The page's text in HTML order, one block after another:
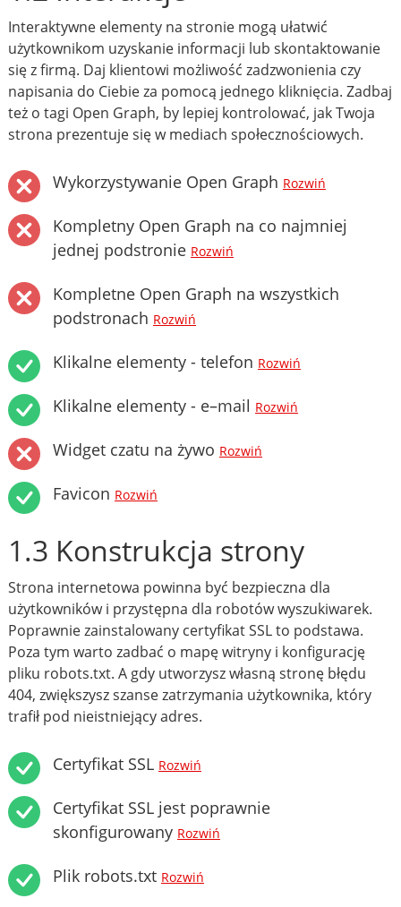
Interaktywne elementy na stronie mogą ułatwić
użytkownikom uzyskanie informacji lub skontaktowanie
się z firmą. Daj klientowi możliwość zadzwonienia czy
napisania do Ciebie za pomocą jednego kliknięcia. Zadbaj
też o tagi Open Graph, by lepiej kontrolować, jak Twoja
strona prezentuje się w mediach społecznościowych.
Wykorzystywanie Open Graph Rozwiń
Kompletny Open Graph na co najmniej
jednej podstronie Rozwiń
Kompletne Open Graph na wszystkich
podstronach Rozwiń
Klikalne elementy - telefon Rozwiń
Klikalne elementy - e–mail Rozwiń
Widget czatu na żywo Rozwiń
Favicon Rozwiń
1.3 Konstrukcja strony
Strona internetowa powinna być bezpieczna dla
użytkowników i przystępna dla robotów wyszukiwarek.
Poprawnie zainstalowany certyfikat SSL to podstawa.
Poza tym warto zadbać o mapę witryny i konfigurację
pliku robots.txt. A gdy utworzysz własną stronę błędu
404, zwiększysz szanse zatrzymania użytkownika, który
trafił pod nieistniejący adres.
Certyfikat SSL Rozwiń
Certyfikat SSL jest poprawnie
skonfigurowany Rozwiń
Plik robots.txt Rozwiń